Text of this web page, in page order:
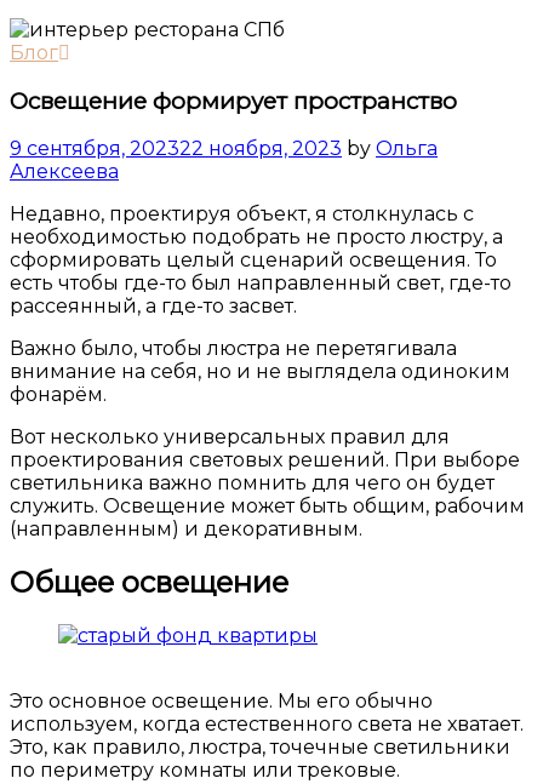
Блог
Освещение формирует пространство
9 сентября, 202322 ноября, 2023 by Ольга
Алексеева
Недавно, проектируя объект, я столкнулась с
необходимостью подобрать не просто люстру, а
сформировать целый сценарий освещения. То
есть чтобы где-то был направленный свет, где-то
рассеянный, а где-то засвет.
Важно было, чтобы люстра не перетягивала
внимание на себя, но и не выглядела одиноким
фонарём.
Вот несколько универсальных правил для
проектирования световых решений. При выборе
светильника важно помнить для чего он будет
служить. Освещение может быть общим, рабочим
(направленным) и декоративным.
Общее освещение
Это основное освещение. Мы его обычно
используем, когда естественного света не хватает.
Это, как правило, люстра, точечные светильники
по периметру комнаты или трековые.